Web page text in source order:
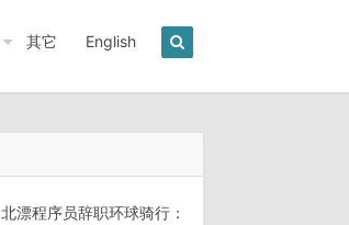
其它 English
北漂程序员辞职环球骑行：7年骑行45个国家《骑